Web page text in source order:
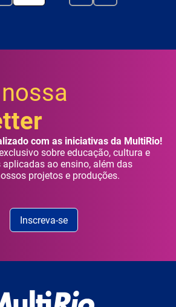
com as iniciativas da MultiRio!
sobre educação, cultura e
ao ensino, além das
projetos e produções.
Inscreva-se